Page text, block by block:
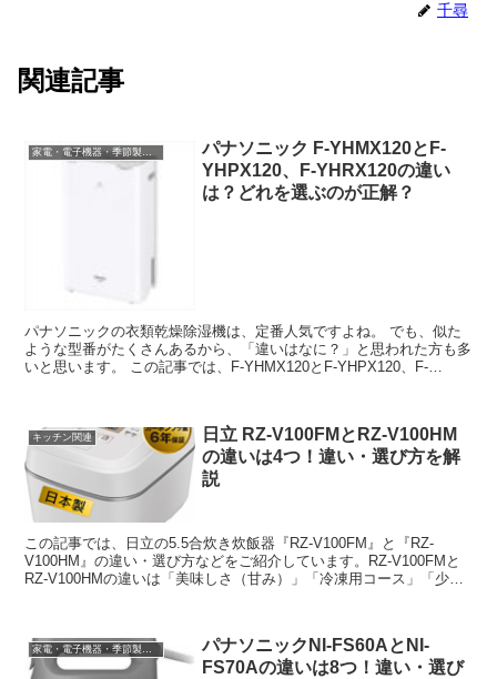
千尋
関連記事
パナソニック F-YHMX120とF-
YHPX120、F-YHRX120の違い
は？どれを選ぶのが正解？
パナソニックの衣類乾燥除湿機は、定番人気ですよね。 でも、似た
ような型番がたくさんあるから、「違いはなに？」と思われた方も多
いと思います。 この記事では、F-YHMX120とF-YHPX120、F-
キッチン関連
日立 RZ-V100FMとRZ-V100HM
の違いは4つ！違い・選び方を解
説
この記事では、日立の5.5合炊き炊飯器『RZ-V100FM』と『RZ-
V100HM』の違い・選び方などをご紹介しています。RZ-V100FMと
RZ-V100HMの違いは「美味しさ（甘み）」「冷凍用コース」「少量
パナソニックNI-FS60AとNI-
FS70Aの違いは8つ！違い・選び